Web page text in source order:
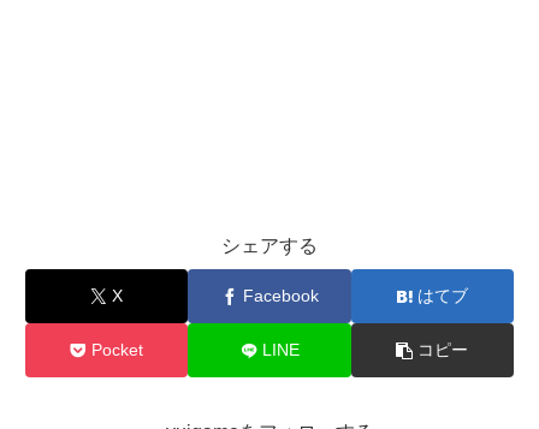
シェアする
X Facebook はてブ
Pocket LINE コピー